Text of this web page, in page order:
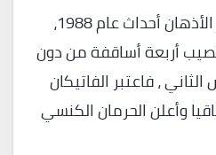
وتعيد الأزمة الحالية إلى الأذهان أحداث عام 1988،
أربعة أساقفة من دون
، فاعتبر الفاتيكان
وأعلن الحرمان الكنسي